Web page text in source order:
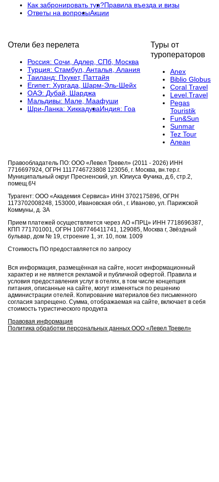
Как забронировать тур?Правила въезда и визы
Ответы на вопросыАкции
Отели без перелета
Россия: Сочи, Адлер, СПб, Москва
Турция: Стамбул, Анталья, Алания
Таиланд: Пхукет, Паттайя
Египет: Хургада, Шарм-Эль-Шейх
ОАЭ: Дубай, Шарджа
Мальдивы: Мале, Маафуши
Шри-Ланка: ХиккадуваИндия: Гоа
Туры от
туроператоров
Anex
Biblio Globus
Coral Travel
Level.Travel
Pegas
Touristik
Fun&Sun
Sunmar
Tez Tour
Алеан
Правообладатель ПО: ООО «Левел Тревел» (2011 - 2026) ИНН
7716697924, ОГРН 1117746723808 123056, г. Москва, вн.тер.г.
Муниципальный округ Пресненский, ул. Юлиуса Фучика, д.6, стр.2,
помещ.6Ч
Турагент: ООО «Академия Сервиса» ИНН 3702175896, ОГРН
1173702008248, 153000, Ивановская обл., г. Иваново, ул. Парижской
Коммуны, д. ЗА
Прием платежей осуществляется через АО «ПРЦ» ИНН 7718696387,
КПП 771701001, ОГРН 1087746411741, 129085, Москва г, Звёздный
бульвар, дом № 19, строение 1, эт. 10, пом. 1009
Стоимость ПО предоставляется по запросу
Вся информация, размещённая на сайте, носит информационный
характер и не является рекламой и публичной офертой. Правила и
условия предоставления услуг в отелях, в том числе концепция
питания, описанные на сайте, могут изменяться по решению
администрации отелей. Копирование материалов без письменного
согласия запрещено. Сумма, отображаемая на сайте, включает в себя
стоимость туристического продукта
Правовая информация
Политика обработки персональных данных ООО «Левел Тревел»